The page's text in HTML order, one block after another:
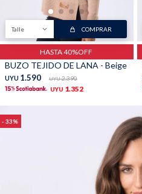
Talle COMPRAR
HASTA 40%OFF
BUZO TEJIDO DE LANA - Beige
UYU 1.590 UYU 2.390
UYU 1.352
33
TALLES GRANDES
Quiero ser parte
Uniformes empresariales